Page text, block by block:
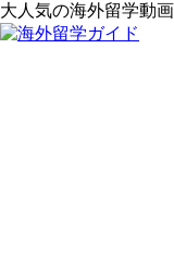
大人気の海外留学動